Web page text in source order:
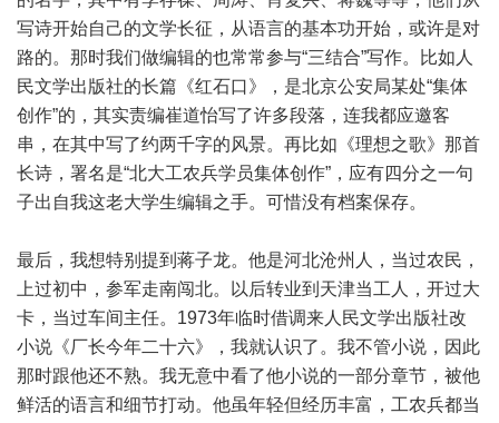
写诗开始自己的文学长征，从语言的基本功开始，或许是对
路的。那时我们做编辑的也常常参与“三结合”写作。比如人
民文学出版社的长篇《红石口》，是北京公安局某处“集体
创作”的，其实责编崔道怡写了许多段落，连我都应邀客
串，在其中写了约两千字的风景。再比如《理想之歌》那首
长诗，署名是“北大工农兵学员集体创作”，应有四分之一句
子出自我这老大学生编辑之手。可惜没有档案保存。
最后，我想特别提到蒋子龙。他是河北沧州人，当过农民，
上过初中，参军走南闯北。以后转业到天津当工人，开过大
卡，当过车间主任。1973年临时借调来人民文学出版社改
小说《厂长今年二十六》，我就认识了。我不管小说，因此
那时跟他还不熟。我无意中看了他小说的一部分章节，被他
鲜活的语言和细节打动。他虽年轻但经历丰富，工农兵都当